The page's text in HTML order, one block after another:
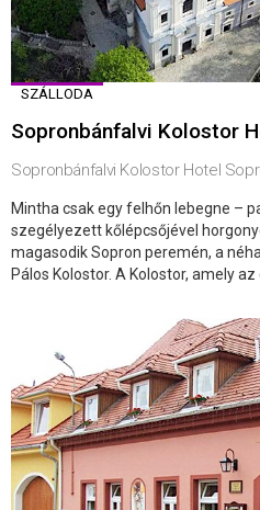
SZÁLLODA
Sopronbánfalvi Kolostor
Sopronbánfalvi Kolostor Hotel
Mintha csak egy felhőn lebegne –
szegélyezett kőlépcsőjével
magasodik Sopron peremén, a
Pálos Kolostor. A Kolostor, amely az